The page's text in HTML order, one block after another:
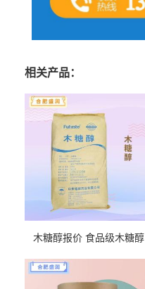
相关产品：
木糖醇报价 食品级木糖醇